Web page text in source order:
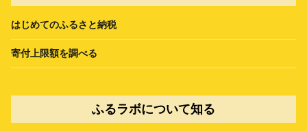
はじめてのふるさと納税
寄付上限額を調べる
ふるラボについて知る